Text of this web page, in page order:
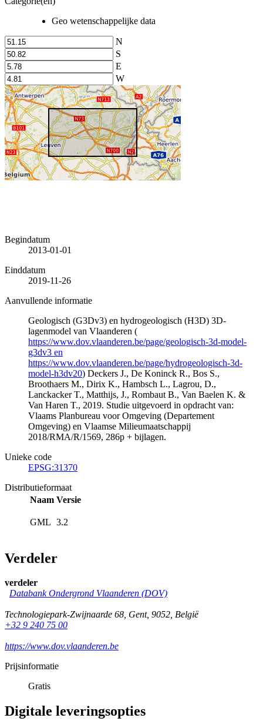
Geo wetenschappelijke data
N
S
E
W
Begindatum
2013-01-01
Einddatum
2019-11-26
Aanvullende informatie
Geologisch (G3Dv3) en hydrogeologisch (H3D) 3D-
lagenmodel van Vlaanderen (
https://www.dov.vlaanderen.be/page/geologisch-3d-model-
g3dv3 en
https://www.dov.vlaanderen.be/page/hydrogeologisch-3d-
model-h3dv20) Deckers J., De Koninck R., Bos S.,
Broothaers M., Dirix K., Hambsch L., Lagrou, D.,
Lanckacker T., Matthijs, J., Rombaut B., Van Baelen K. &
Van Haren T., 2019. Studie uitgevoerd in opdracht van:
Vlaams Planbureau voor Omgeving (Departement
Omgeving) en Vlaamse Milieumaatschappij
2018/RMA/R/1569, 286p + bijlagen.
Unieke code
EPSG:31370
Distributieformaat
Naam Versie
GML 3.2
Verdeler
verdeler
Databank Ondergrond Vlaanderen (DOV)
Technologiepark-Zwijnaarde 68, Gent, 9052, België
+32 9 240 75 00
https://www.dov.vlaanderen.be
Prijsinformatie
Gratis
Digitale leveringsopties